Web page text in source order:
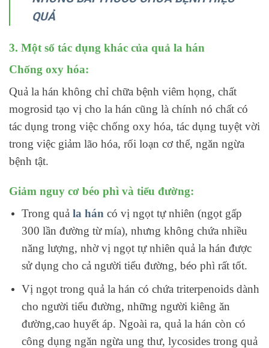
QUẢ
3. Một số tác dụng khác của quả la hán
Chống oxy hóa:
Quả la hán không chỉ chữa bệnh viêm họng, chất
mogrosid tạo vị cho la hán cũng là chính nó chất có
tác dụng trong việc chống oxy hóa, tác dụng tuyệt vời
trong việc giảm lão hóa, rối loạn cơ thể, ngăn ngừa
bệnh tật.
Giảm nguy cơ béo phì và tiểu đường:
Trong quả la hán có vị ngọt tự nhiên (ngọt gấp
300 lần đường từ mía), nhưng không chứa nhiều
năng lượng, nhờ vị ngọt tự nhiên quả la hán được
sử dụng cho cả người tiểu đường, béo phì rất tốt.
Vị ngọt trong quả la hán có chứa triterpenoids dành
cho người tiểu đường, những người kiêng ăn
đường,cao huyết áp. Ngoài ra, quả la hán còn có
công dụng ngăn ngừa ung thư, lycosides trong quả